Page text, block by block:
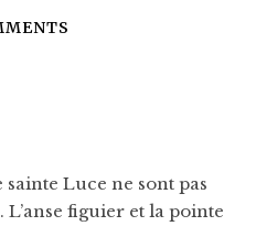
sainte Luce ne sont pas
L’anse figuier et la pointe